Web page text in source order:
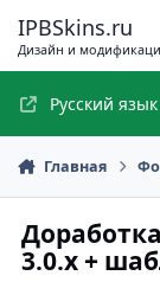
IPBSkins.ru
Дизайн и
Русский
Главная
3.0.x +